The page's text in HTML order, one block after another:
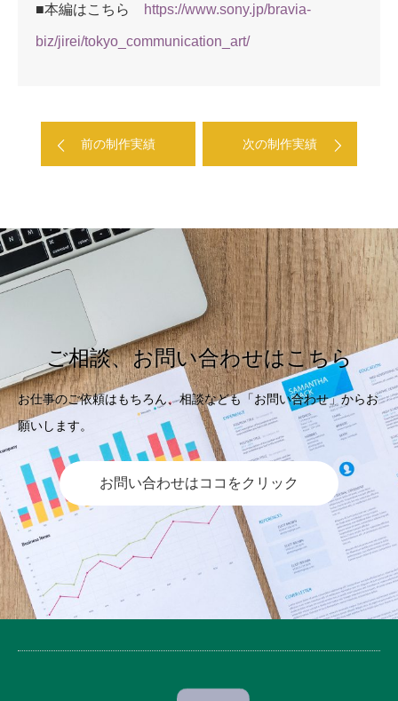
■本編はこちら https://www.sony.jp/bravia-
biz/jirei/tokyo_communication_art/
前の制作実績 次の制作実績
ご相談、お問い合わせはこちら
お仕事のご依頼はもちろん、相談なども「お問い合わせ」からお
願いします。
お問い合わせはココをクリック